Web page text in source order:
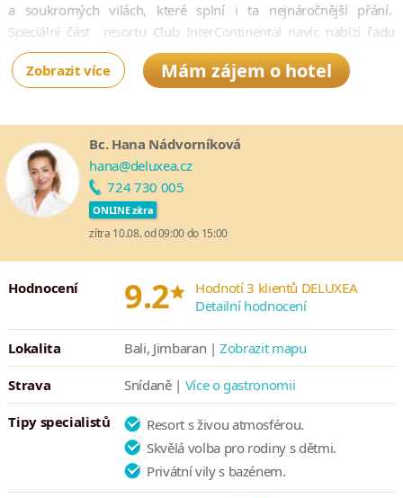
a soukromých vilách, které splní i ta nejnáročnější přání.
Speciální část resortu Club InterContinental navíc nabízí řadu
prémiových a personalisovaných služeb.
Bujná flóra, klikaté laguny a fontány s indonéskými uměleckými
uvolnění v hotelových lázních nebo si zaplavte v jednom z šesti
bazénů. Resort je připraven i na malé cestovatele, pro které je k
dispozici dětský klub.
Resort vyniká i díky svým restauracím a barům. Kuchaři zde
připravují pokrmy japonské, indonéské a italské kuchyně.
k životnímu prostředí a v ochraně tropických krás Bali se aktivně
angažuje.
Zobrazit více Mám zájem o hotel
Bc. Hana Nádvorníková
hana@deluxea.cz
724 730 005
ONLINE zítra
zítra 10.08. od 09:00 do 15:00
Hodnocení 9.2* Hodnotí 3 klientů DELUXEA
Detailní hodnocení
Lokalita Bali, Jimbaran |Zobrazit mapu
Strava Snídaně | Více o gastronomii
Tipy specialistů
Resort s živou atmosférou.
Skvělá volba pro rodiny s dětmi.
Privátní vily s bazénem.